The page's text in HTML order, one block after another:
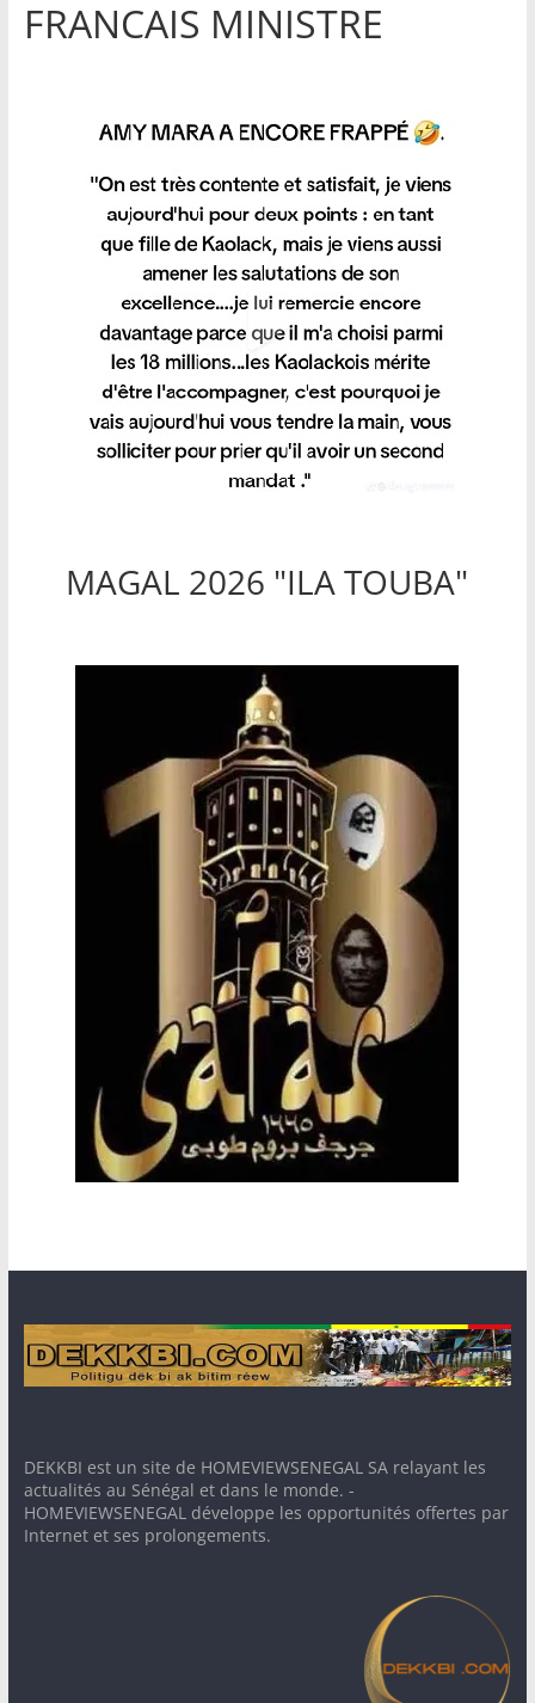
FRANCAIS MINISTRE
MAGAL 2026 "ILA TOUBA"
DEKKBI est un site de HOMEVIEWSENEGAL SA relayant les
actualités au Sénégal et dans le monde. -
HOMEVIEWSENEGAL développe les opportunités offertes par
Internet et ses prolongements.